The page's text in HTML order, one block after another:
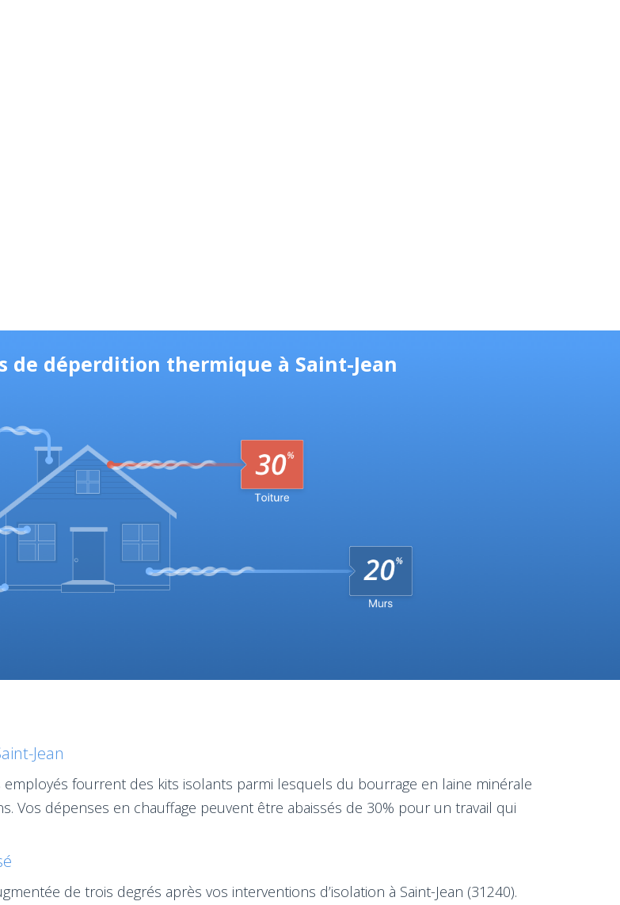
de déperdition thermique à Saint-Jean
Jean
fourrent des kits isolants parmi lesquels du bourrage en laine minérale
Vos dépenses en chauffage peuvent être abaissés de 30% pour un travail qui
de trois degrés après vos interventions d’isolation à Saint-Jean (31240).